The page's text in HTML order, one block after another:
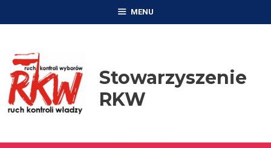
MENU
Stowarzyszenie
RKW